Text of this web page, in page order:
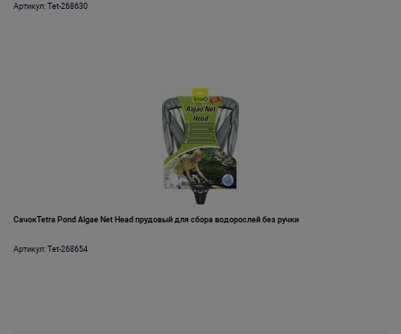
Артикул: Tet-268630
СачокTetra Pond Algae Net Head прудовый для сбора водорослей без ручки
Артикул: Tet-268654